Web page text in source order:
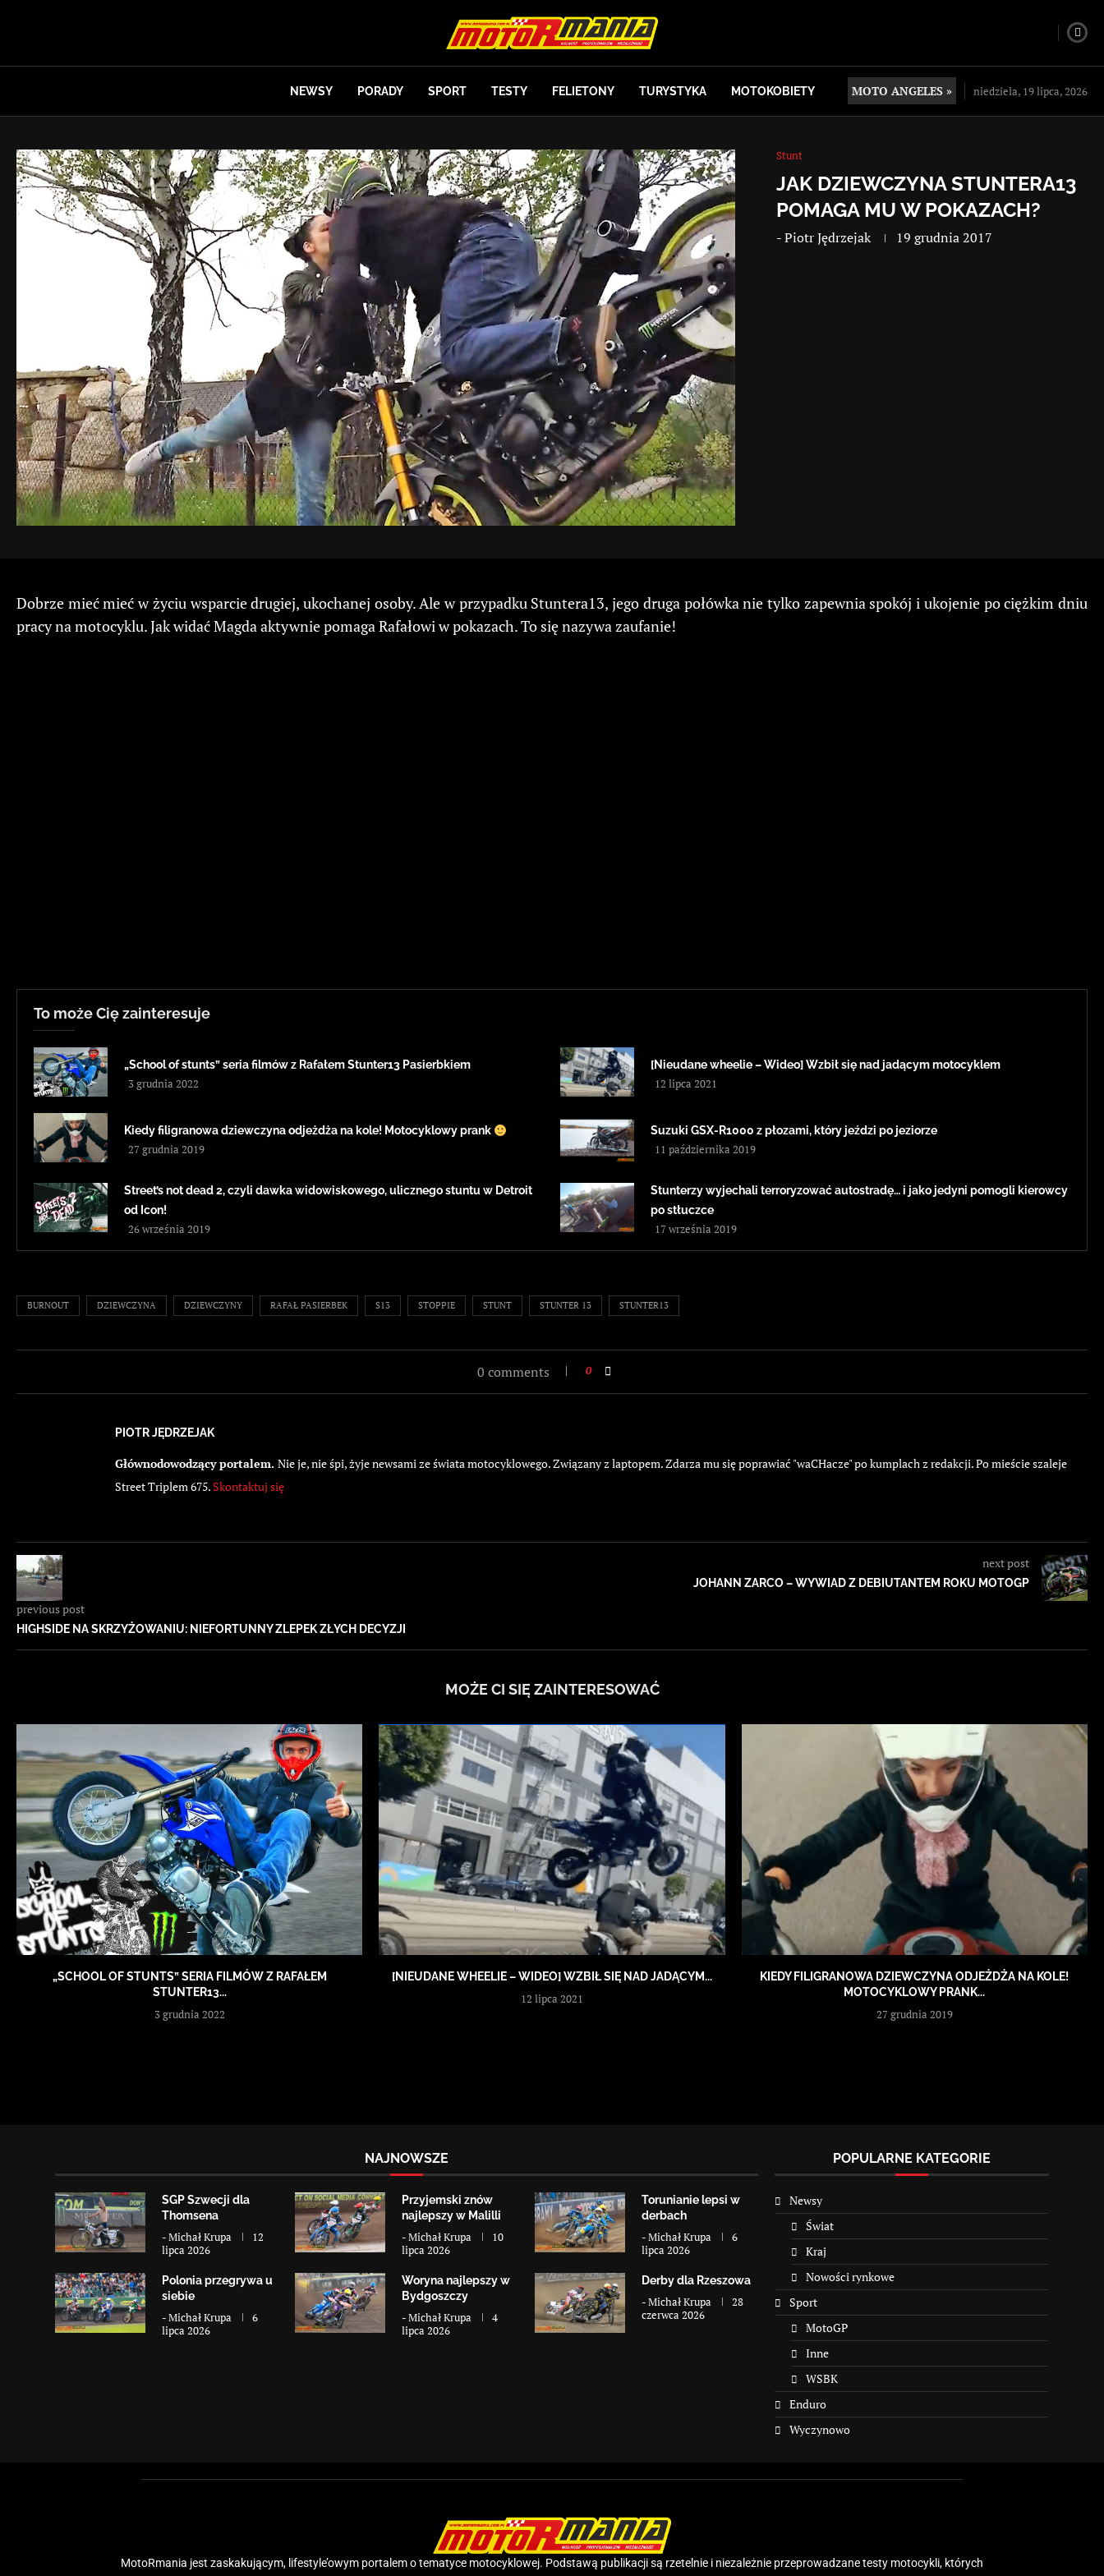
NEWSY PORADY SPORT TESTY FELIETONY TURYSTYKA MOTOKOBIETY MOTO ANGELES » niedziela, 19 lipca, 2026
Stunt
JAK DZIEWCZYNA STUNTERA13
POMAGA MU W POKAZACH?
-Piotr Jędrzejak 19 grudnia 2017
Dobrze mieć mieć w życiu wsparcie drugiej, ukochanej osoby. Ale w przypadku Stuntera13, jego druga połówka nie tylko zapewnia spokój i ukojenie po ciężkim dniu
pracy na motocyklu. Jak widać Magda aktywnie pomaga Rafałowi w pokazach. To się nazywa zaufanie!
To może Cię zainteresuje
„School of stunts” seria filmów z Rafałem Stunter13 Pasierbkiem
3 grudnia 2022
[Nieudane wheelie – Wideo] Wzbił się nad jadącym motocyklem
12 lipca 2021
Kiedy filigranowa dziewczyna odjeżdża na kole! Motocyklowy prank
27 grudnia 2019
Suzuki GSX-R1000 z płozami, który jeździ po jeziorze
11 października 2019
Street’s not dead 2, czyli dawka widowiskowego, ulicznego stuntu w Detroit
od Icon!
26 września 2019
Stunterzy wyjechali terroryzować autostradę… i jako jedyni pomogli kierowcy
po stłuczce
17 września 2019
BURNOUT DZIEWCZYNA DZIEWCZYNY RAFAŁ PASIERBEK S13 STOPPIE STUNT STUNTER 13 STUNTER13
0 comments 0
PIOTR JĘDRZEJAK
Głównodowodzący portalem. Nie je, nie śpi, żyje newsami ze świata motocyklowego. Związany z laptopem. Zdarza mu się poprawiać "waCHacze" po kumplach z redakcji. Po mieście szaleje
Street Triplem 675. Skontaktuj się
previous post
HIGHSIDE NA SKRZYŻOWANIU: NIEFORTUNNY ZLEPEK ZŁYCH DECYZJI
next post
JOHANN ZARCO – WYWIAD Z DEBIUTANTEM ROKU MOTOGP
MOŻE CI SIĘ ZAINTERESOWAĆ
„SCHOOL OF STUNTS” SERIA FILMÓW Z RAFAŁEM
STUNTER13...
3 grudnia 2022
[NIEUDANE WHEELIE – WIDEO] WZBIŁ SIĘ NAD JADĄCYM...
12 lipca 2021
KIEDY FILIGRANOWA DZIEWCZYNA ODJEŻDŻA NA KOLE!
MOTOCYKLOWY PRANK...
27 grudnia 2019
NAJNOWSZE
SGP Szwecji dla
Thomsena
-Michał Krupa
12
lipca 2026
Przyjemski znów
najlepszy w Malilli
-Michał Krupa
10
lipca 2026
Torunianie lepsi w
derbach
-Michał Krupa
6
lipca 2026
Polonia przegrywa u
siebie
-Michał Krupa
6
lipca 2026
Woryna najlepszy w
Bydgoszczy
-Michał Krupa
4
lipca 2026
Derby dla Rzeszowa
-Michał Krupa
28
czerwca 2026
POPULARNE KATEGORIE
Newsy
Świat
Kraj
Nowości rynkowe
Sport
MotoGP
Inne
WSBK
Enduro
Wyczynowo
MotoRmania jest zaskakującym, lifestyle’owym portalem o tematyce motocyklowej. Podstawą publikacji są rzetelnie i niezależnie przeprowadzane testy motocykli, których